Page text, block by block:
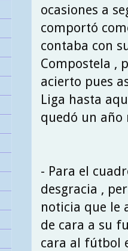
ocasiones a
comportó
contaba con
Compostela ,
acierto pues
Liga hasta
quedó un año
- Para el
desgracia ,
noticia que le
de cara a su
cara al fútbol